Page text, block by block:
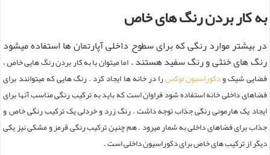
به کار بردن رنگ های خاص
در بیشتر موارد رنگی که برای سطوح داخلی آپارتمان ها استفاده میشود
رنگ های خنثی و رنگ سفید هستند .اما میتوان با به کار بردن رنگ هایی خاص ،
فضایی شیک ودکوراسیون لوکسرا در خانه ها ایجاد کرد .رنگ هایی که میتوانند برای
فضاهای داخلی خانه استفاده شود فراوان است که باید به ترکیب رنگی مناسب آنها برای
ایجاد یک هارمونی رنگی جذاب توجه داشت . رنگ زرد و خردلی یک ترکیب رنگی خاص و
جذاب برای فضاهای داخلی به شمار میرود . هم چنین ترکیب رنگی قرمز و مشکی نیز یکی
دیگر از ترکیب های خاص برای دکوراسیون داخلی است .